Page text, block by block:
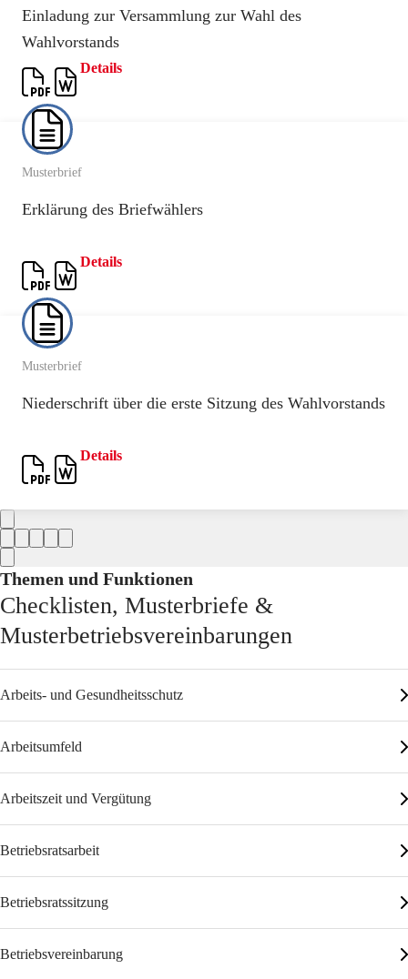
Einladung zur Versammlung zur Wahl des
Wahlvorstands
Details
Musterbrief
Erklärung des Briefwählers
Details
Musterbrief
Niederschrift über die erste Sitzung des Wahlvorstands
Details
Themen und Funktionen
Checklisten, Musterbriefe &
Musterbetriebsvereinbarungen
Arbeits- und Gesundheitsschutz
Arbeitsumfeld
Arbeitszeit und Vergütung
Betriebsratsarbeit
Betriebsratssitzung
Betriebsvereinbarung